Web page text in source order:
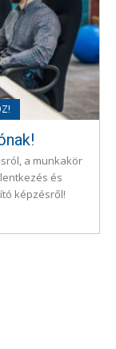
a munkakör
és
képzésről!